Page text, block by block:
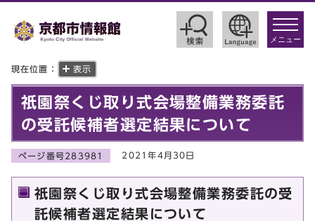
toggle
メニュー
現在位置： 表示
祇園祭くじ取り式会場整備業務委託
の受託候補者選定結果について
ページ番号283981 2021年4月30日
祇園祭くじ取り式会場整備業務委託の受
託候補者選定結果について